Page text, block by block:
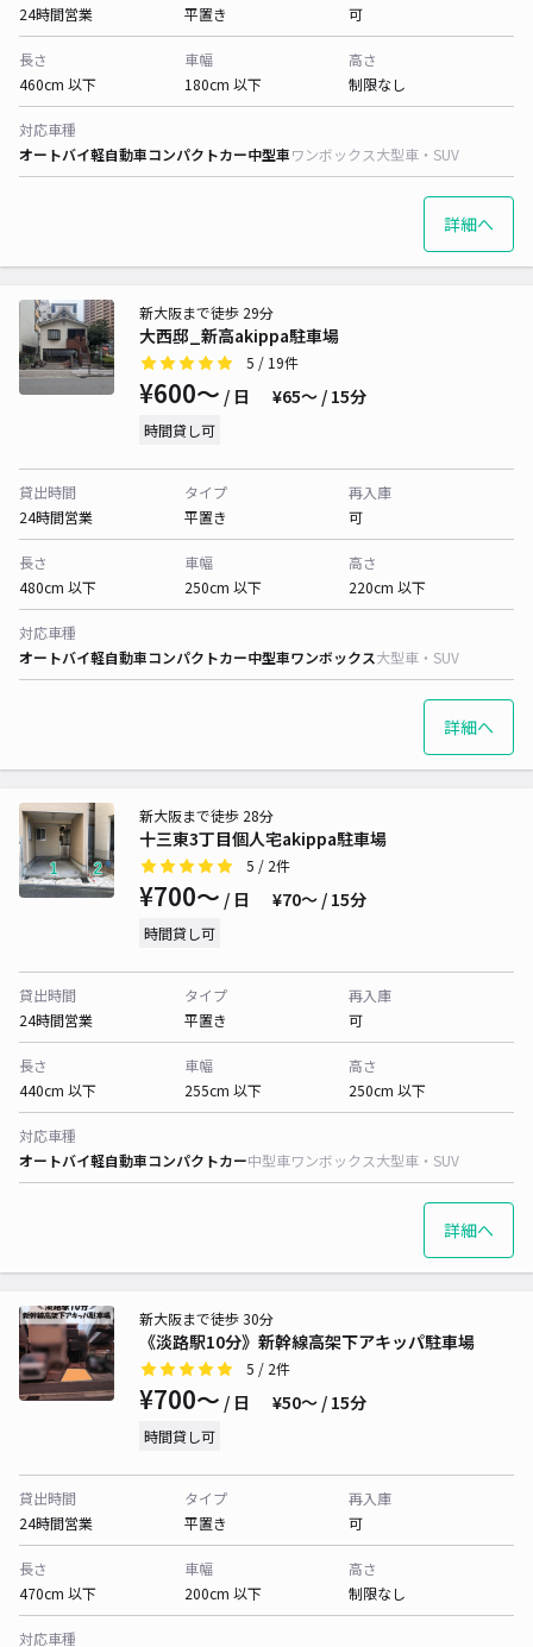
24時間営業
平置き
可
長さ
460cm 以下
車幅
180cm 以下
高さ
制限なし
対応車種
オートバイ軽自動車コンパクトカー中型車ワンボックス大型車・SUV
詳細へ
大西邸_新高akippa駐車場
新大阪まで徒歩 29分
5 / 19件
¥600〜 / 日 ¥65〜 / 15分
時間貸し可
貸出時間
24時間営業
タイプ
平置き
再入庫
可
長さ
480cm 以下
車幅
250cm 以下
高さ
220cm 以下
対応車種
オートバイ軽自動車コンパクトカー中型車ワンボックス大型車・SUV
詳細へ
十三東3丁目個人宅akippa駐車場
新大阪まで徒歩 28分
5 / 2件
¥700〜 / 日 ¥70〜 / 15分
時間貸し可
貸出時間
24時間営業
タイプ
平置き
再入庫
可
長さ
440cm 以下
車幅
255cm 以下
高さ
250cm 以下
対応車種
オートバイ軽自動車コンパクトカー中型車ワンボックス大型車・SUV
詳細へ
《淡路駅10分》新幹線高架下アキッパ駐車場
新大阪まで徒歩 30分
5 / 2件
¥700〜 / 日 ¥50〜 / 15分
時間貸し可
貸出時間
24時間営業
タイプ
平置き
再入庫
可
長さ
470cm 以下
車幅
200cm 以下
高さ
制限なし
対応車種